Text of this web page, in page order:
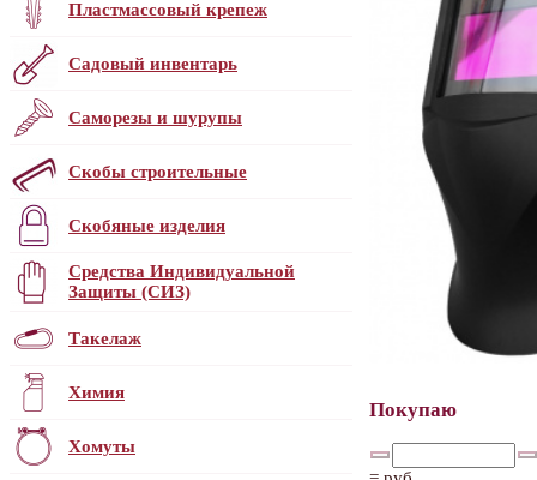
Пластмассовый крепеж
Садовый инвентарь
Саморезы и шурупы
Скобы строительные
Скобяные изделия
Средства Индивидуальной
Защиты (СИЗ)
Такелаж
Химия
Хомуты
Покупаю